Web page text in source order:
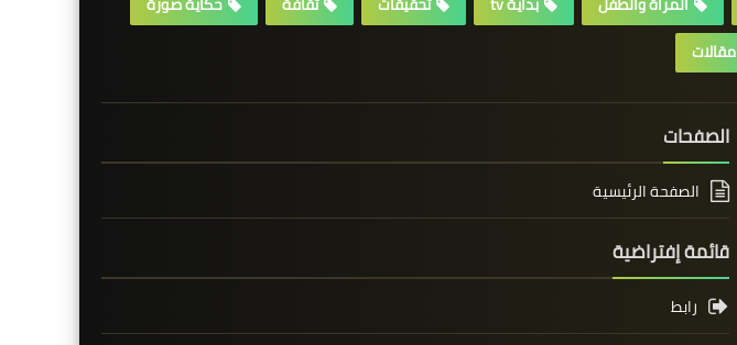
مقالات
الصفحات
الصفحة الرئيسية
قائمة إفتراضية
رابط